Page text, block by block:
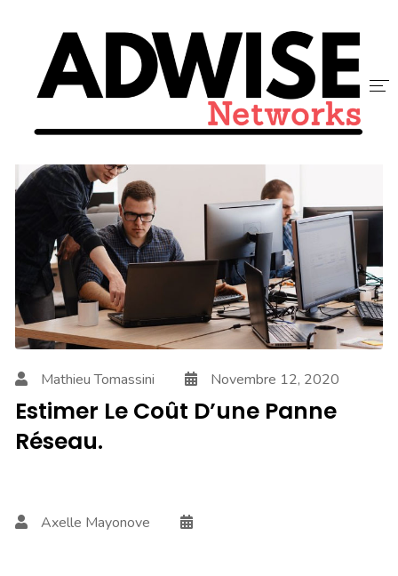
ADWISE
SERVICES
NOUS REJOINDRE
CONTACT
PODCAST
Mathieu Tomassini Novembre 12, 2020
Estimer Le Coût D’une Panne
Réseau.
Axelle Mayonove